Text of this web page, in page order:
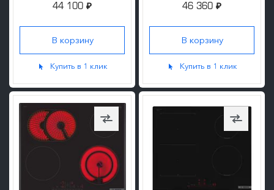
44 100 ₽
Купить в 1 клик
46 360 ₽
Купить в 1 клик
ПОДРОБНЕЕ ПОДРОБНЕЕ